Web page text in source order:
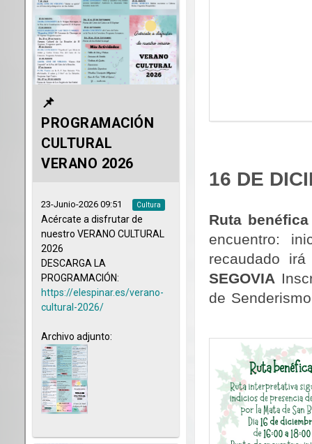
16 DE
Ruta benéfica
encuentro:
recaudado
SEGOVIA
de